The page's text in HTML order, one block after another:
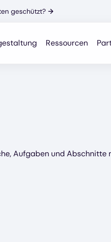
geschützt? →
Ressourcen
Aufgaben und Abschnitte